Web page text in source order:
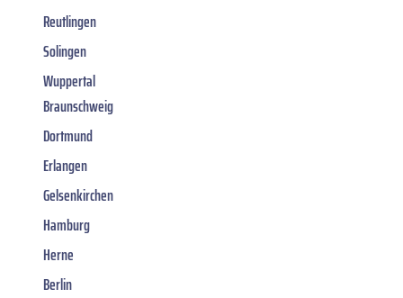
Reutlingen
Solingen
Wuppertal
Braunschweig
Dortmund
Erlangen
Gelsenkirchen
Hamburg
Herne
Berlin